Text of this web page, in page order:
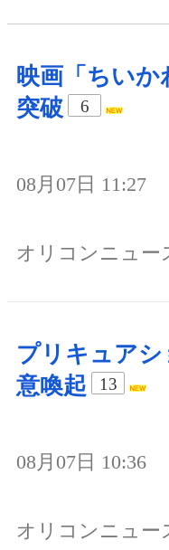
映画「ちいか
突破
6
08月07日 11:27
オリコンニュー
プリキュア
意喚起
13
08月07日 10:36
オリコンニュー